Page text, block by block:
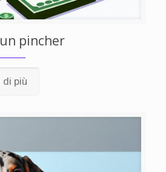
pincher
di più